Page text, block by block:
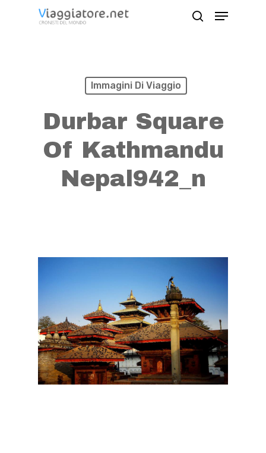
Menu
Immagini Di Viaggio
Durbar Square
Of Kathmandu
Nepal942_n